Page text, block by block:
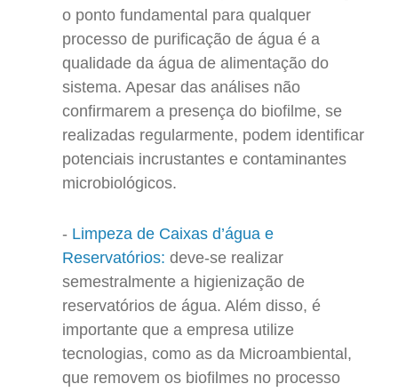
o ponto fundamental para qualquer
processo de purificação de água é a
qualidade da água de alimentação do
sistema. Apesar das análises não
confirmarem a presença do biofilme, se
realizadas regularmente, podem identificar
potenciais incrustantes e contaminantes
microbiológicos.
Limpeza de Caixas d’água e
Reservatórios: deve-se realizar
semestralmente a higienização de
reservatórios de água. Além disso, é
importante que a empresa utilize
tecnologias, como as da Microambiental,
que removem os biofilmes no processo